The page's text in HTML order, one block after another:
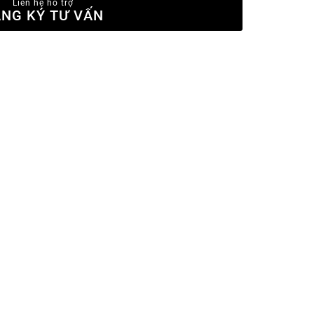
Liên hệ hỗ trợ
KÝ TƯ VẤN